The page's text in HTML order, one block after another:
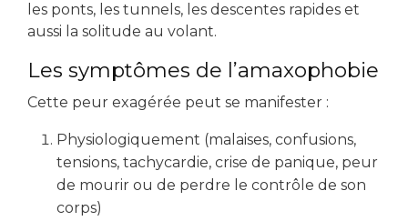
les ponts, les tunnels, les descentes rapides et
aussi la solitude au volant.
Les symptômes de l’amaxophobie
Cette peur exagérée peut se manifester :
Physiologiquement (malaises, confusions,
tensions, tachycardie, crise de panique, peur
de mourir ou de perdre le contrôle de son
corps)